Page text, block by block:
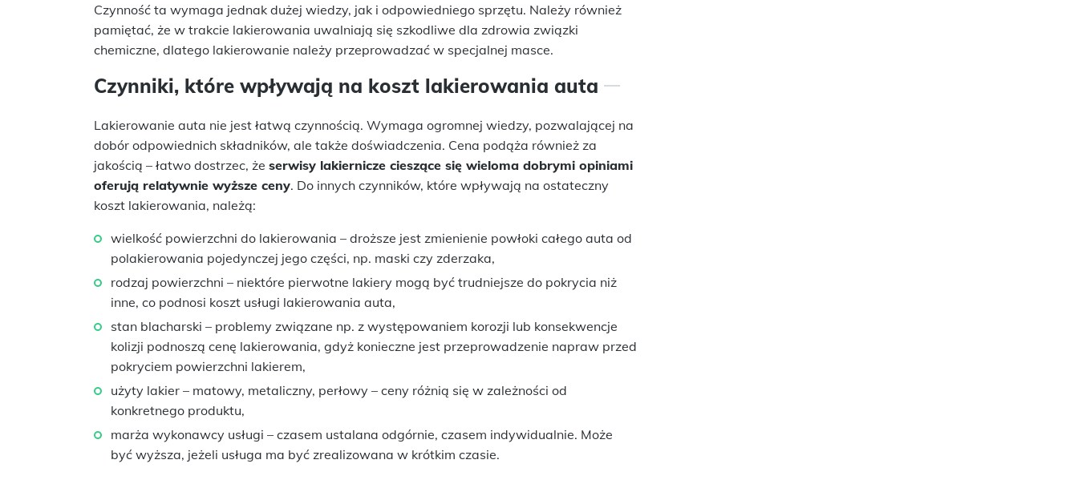
Czynność ta wymaga jednak dużej wiedzy, jak i odpowiedniego sprzętu. Należy również
pamiętać, że w trakcie lakierowania uwalniają się szkodliwe dla zdrowia związki
chemiczne, dlatego lakierowanie należy przeprowadzać w specjalnej masce.
Czynniki, które wpływają na koszt lakierowania auta
Lakierowanie auta nie jest łatwą czynnością. Wymaga ogromnej wiedzy, pozwalającej na
dobór odpowiednich składników, ale także doświadczenia. Cena podąża również za
jakością – łatwo dostrzec, że serwisy lakiernicze cieszące się wieloma dobrymi opiniami
oferują relatywnie wyższe ceny. Do innych czynników, które wpływają na ostateczny
koszt lakierowania, należą:
wielkość powierzchni do lakierowania – droższe jest zmienienie powłoki całego auta od
polakierowania pojedynczej jego części, np. maski czy zderzaka,
rodzaj powierzchni – niektóre pierwotne lakiery mogą być trudniejsze do pokrycia niż
inne, co podnosi koszt usługi lakierowania auta,
stan blacharski – problemy związane np. z występowaniem korozji lub konsekwencje
kolizji podnoszą cenę lakierowania, gdyż konieczne jest przeprowadzenie napraw przed
pokryciem powierzchni lakierem,
użyty lakier – matowy, metaliczny, perłowy – ceny różnią się w zależności od
konkretnego produktu,
marża wykonawcy usługi – czasem ustalana odgórnie, czasem indywidualnie. Może
być wyższa, jeżeli usługa ma być zrealizowana w krótkim czasie.